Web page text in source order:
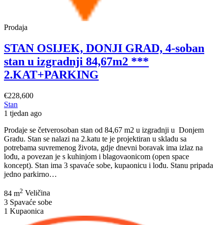
Prodaja
STAN OSIJEK, DONJI GRAD, 4-soban
stan u izgradnji 84,67m2 ***
2.KAT+PARKING
€228,600
Stan
1 tjedan ago
Prodaje se četverosoban stan od 84,67 m2 u izgradnji u Donjem
Gradu. Stan se nalazi na 2.katu te je projektiran u skladu sa
potrebama suvremenog života, gdje dnevni boravak ima izlaz na
lođu, a povezan je s kuhinjom i blagovaonicom (open space
koncept). Stan ima 3 spavaće sobe, kupaonicu i lođu. Stanu pripada
jedno parkirno…
soban
84 m2 Veličina
3 Spavaće sobe
1 Kupaonica